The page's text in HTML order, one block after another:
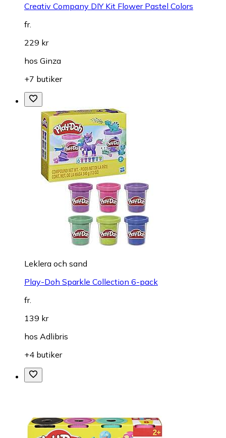
Creativ Company DIY Kit Flower Pastel Colors
fr.
229 kr
hos Ginza
+7 butiker
Leklera och sand
Play-Doh Sparkle Collection 6-pack
fr.
139 kr
hos Adlibris
+4 butiker